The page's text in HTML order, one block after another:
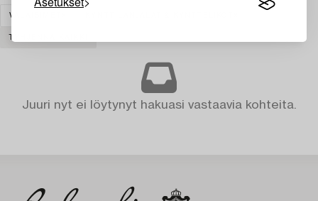
VALAISIMET
Juuri nyt ei löytynyt hakuasi vastaavia kohteita.